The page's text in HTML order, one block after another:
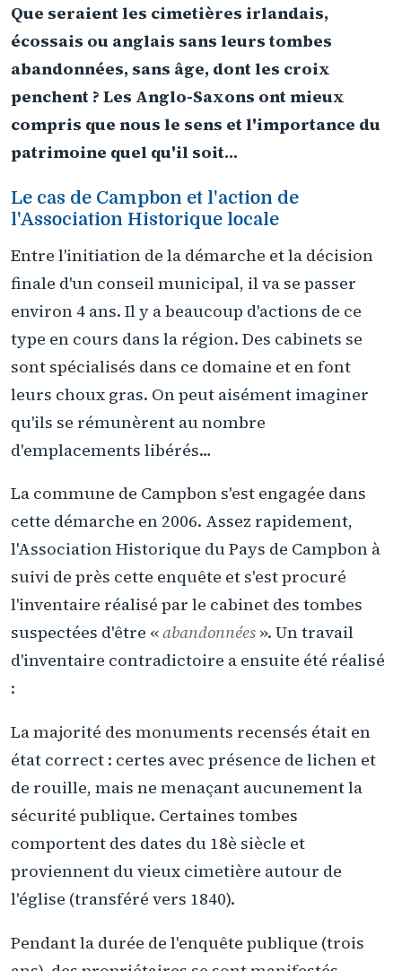
Que seraient les cimetières irlandais,
écossais ou anglais sans leurs tombes
abandonnées, sans âge, dont les croix
penchent ? Les Anglo-Saxons ont mieux
compris que nous le sens et l'importance du
patrimoine quel qu'il soit…
Le cas de Campbon et l'action de
l'Association Historique locale
Entre l'initiation de la démarche et la décision
finale d'un conseil municipal, il va se passer
environ 4 ans. Il y a beaucoup d'actions de ce
type en cours dans la région. Des cabinets se
sont spécialisés dans ce domaine et en font
leurs choux gras. On peut aisément imaginer
qu'ils se rémunèrent au nombre
d'emplacements libérés…
La commune de Campbon s'est engagée dans
cette démarche en 2006. Assez rapidement,
l'Association Historique du Pays de Campbon à
suivi de près cette enquête et s'est procuré
l'inventaire réalisé par le cabinet des tombes
suspectées d'être «abandonnées ». Un travail
d'inventaire contradictoire a ensuite été réalisé
:
La majorité des monuments recensés était en
état correct : certes avec présence de lichen et
de rouille, mais ne menaçant aucunement la
sécurité publique. Certaines tombes
comportent des dates du 18è siècle et
proviennent du vieux cimetière autour de
l'église (transféré vers 1840).
Pendant la durée de l'enquête publique (trois